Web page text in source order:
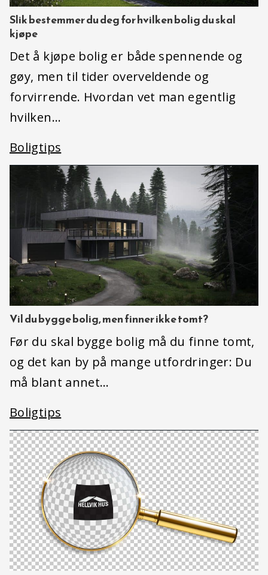
Slik bestemmer du deg for hvilken bolig du skal
kjøpe
Det å kjøpe bolig er både spennende og
gøy, men til tider overveldende og
forvirrende. Hvordan vet man egentlig
hvilken…
Boligtips
Vil du bygge bolig, men finner ikke tomt?
Før du skal bygge bolig må du finne tomt,
og det kan by på mange utfordringer: Du
må blant annet…
Boligtips